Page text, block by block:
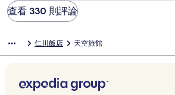
查看 330 則評論
仁川飯店 天空旅館